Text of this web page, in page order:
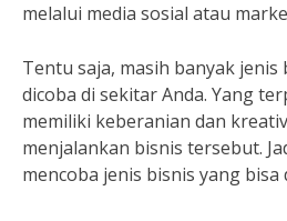
melalui media sosial atau
Tentu saja, masih banyak jenis
dicoba di sekitar Anda. Yang
memiliki keberanian dan
menjalankan bisnis tersebut.
mencoba jenis bisnis yang bisa